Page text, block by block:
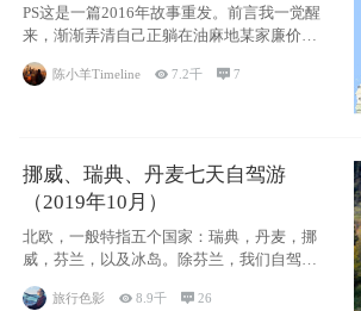
PS这是一篇2016年故事重发。前言我一觉醒
来，渐渐弄清自己正躺在油麻地某家廉价宾
馆
陈小羊Timeline 7.2千 7
挪威、瑞典、丹麦七天自驾游
（2019年10月）
北欧，一般特指五个国家：瑞典，丹麦，挪
威，芬兰，以及冰岛。除芬兰，我们自驾游
旅行色影 8.9千 26